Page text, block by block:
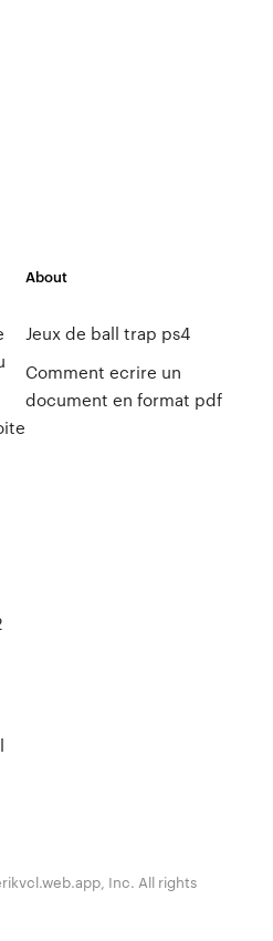
About
Jeux de ball trap ps4
Comment ecrire un
document en format pdf
Inc. All rights